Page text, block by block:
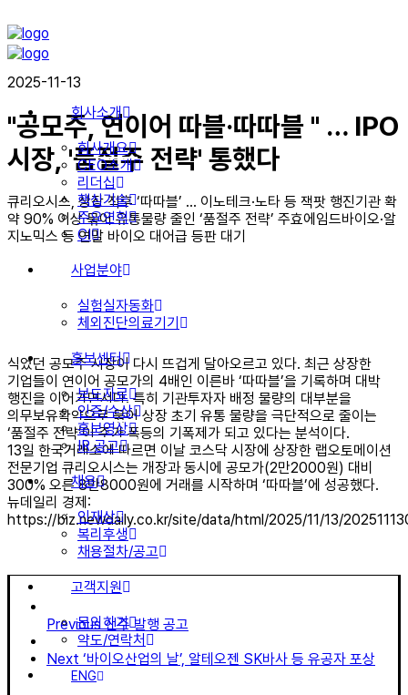
회사소개
회사개요
CEO소개
리더십
핵심기술
주요연혁
CI
사업분야
실험실자동화
체외진단의료기기
홍보센터
보도자료
인증/수상
홍보영상
IR 공고
채용
인재상
복리후생
채용절차/공고
고객지원
문의하기
약도/연락처
ENG
2025-11-13
"공모주, 연이어 따블·따따블 " … IPO
시장, '품절주 전략' 통했다
큐리오시스, 상장 직후 ‘따따블’ … 이노테크·노타 등 잭팟 행진기관 확
약 90% 이상 묶어 유통물량 줄인 ‘품절주 전략’ 주효에임드바이오·알
지노믹스 등 연말 바이오 대어급 등판 대기
식었던 공모주 시장이 다시 뜨겁게 달아오르고 있다. 최근 상장한
기업들이 연이어 공모가의 4배인 이른바 ‘따따블’을 기록하며 대박
행진을 이어가면서다. 특히 기관투자자 배정 물량의 대부분을
의무보유확약으로 묶어 상장 초기 유통 물량을 극단적으로 줄이는
‘품절주 전략’이 주가 폭등의 기폭제가 되고 있다는 분석이다.
13일 한국거래소에 따르면 이날 코스닥 시장에 상장한 랩오토메이션
전문기업 큐리오시스는 개장과 동시에 공모가(2만2000원) 대비
300% 오른 8만8000원에 거래를 시작하며 ‘따따블’에 성공했다.
뉴데일리 경제:
https://biz.newdaily.co.kr/site/data/html/2025/11/13/
Previous 신주 발행 공고
Next ‘바이오산업의 날’, 알테오젠 SK바사 등 유공자 포상